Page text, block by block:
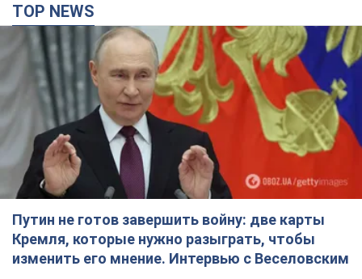
TOP NEWS
Путин не готов завершить войну: две карты
Кремля, которые нужно разыграть, чтобы
изменить его мнение. Интервью с Веселовским